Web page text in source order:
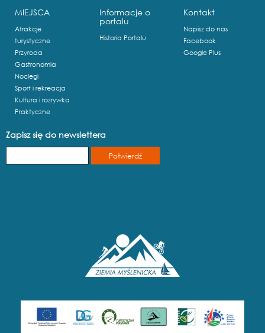
MIEJSCA
Atrakcje
turystyczne
Przyroda
Gastronomia
Noclegi
Sport i rekreacja
Kultura i rozrywka
Praktyczne
Informacje o
portalu
Historia Portalu
Kontakt
Napisz do nas
Facebook
Google Plus
Zapisz się do newslettera